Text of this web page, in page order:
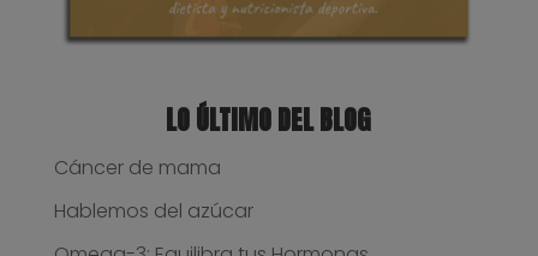
LO ÚLTIMO DEL BLOG
Cáncer de mama
Hablemos del azúcar